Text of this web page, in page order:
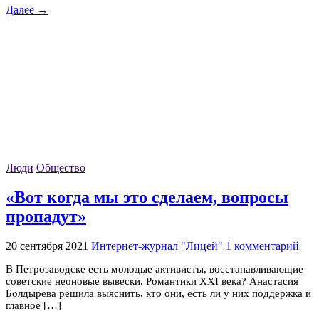
Далее →
Люди Общество
«Вот когда мы это сделаем, вопросы
пропадут»
20 сентября 2021 Интернет-журнал "Лицей" 1 комментарий
В Петрозаводске есть молодые активисты, восстанавливающие
советские неоновые вывески. Романтики XXI века? Анастасия
Болдырева решила выяснить, кто они, есть ли у них поддержка и
главное […]